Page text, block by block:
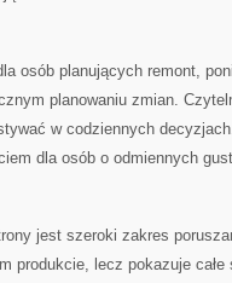
osób planujących remont,
planowaniu zmian.
w codziennych
dla osób o odmiennych
jest szeroki zakres
produkcie, lecz pokazuje